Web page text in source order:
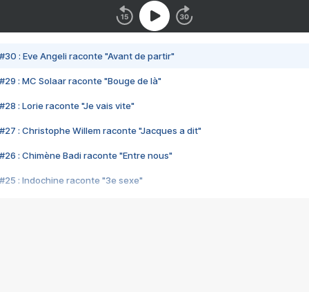
#30 : Eve Angeli raconte "Avant de partir"
#29 : MC Solaar raconte "Bouge de là"
#28 : Lorie raconte "Je vais vite"
#27 : Christophe Willem raconte "Jacques a dit"
#26 : Chimène Badi raconte "Entre nous"
#25 : Indochine raconte "3e sexe"